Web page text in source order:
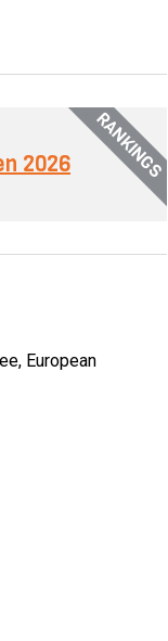
RANKINGS
2026
European